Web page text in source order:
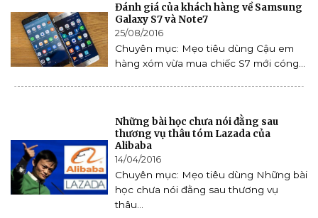
Đánh giá của khách hàng về Samsung
Galaxy S7 và Note7
25/08/2016
Chuyên mục: Mẹo tiêu dùng Cậu em
hàng xóm vừa mua chiếc S7 mới cóng...
Những bài học chưa nói đằng sau
thương vụ thâu tóm Lazada của
Alibaba
14/04/2016
Chuyên mục: Mẹo tiêu dùng Những bài
học chưa nói đằng sau thương vụ
thâu...